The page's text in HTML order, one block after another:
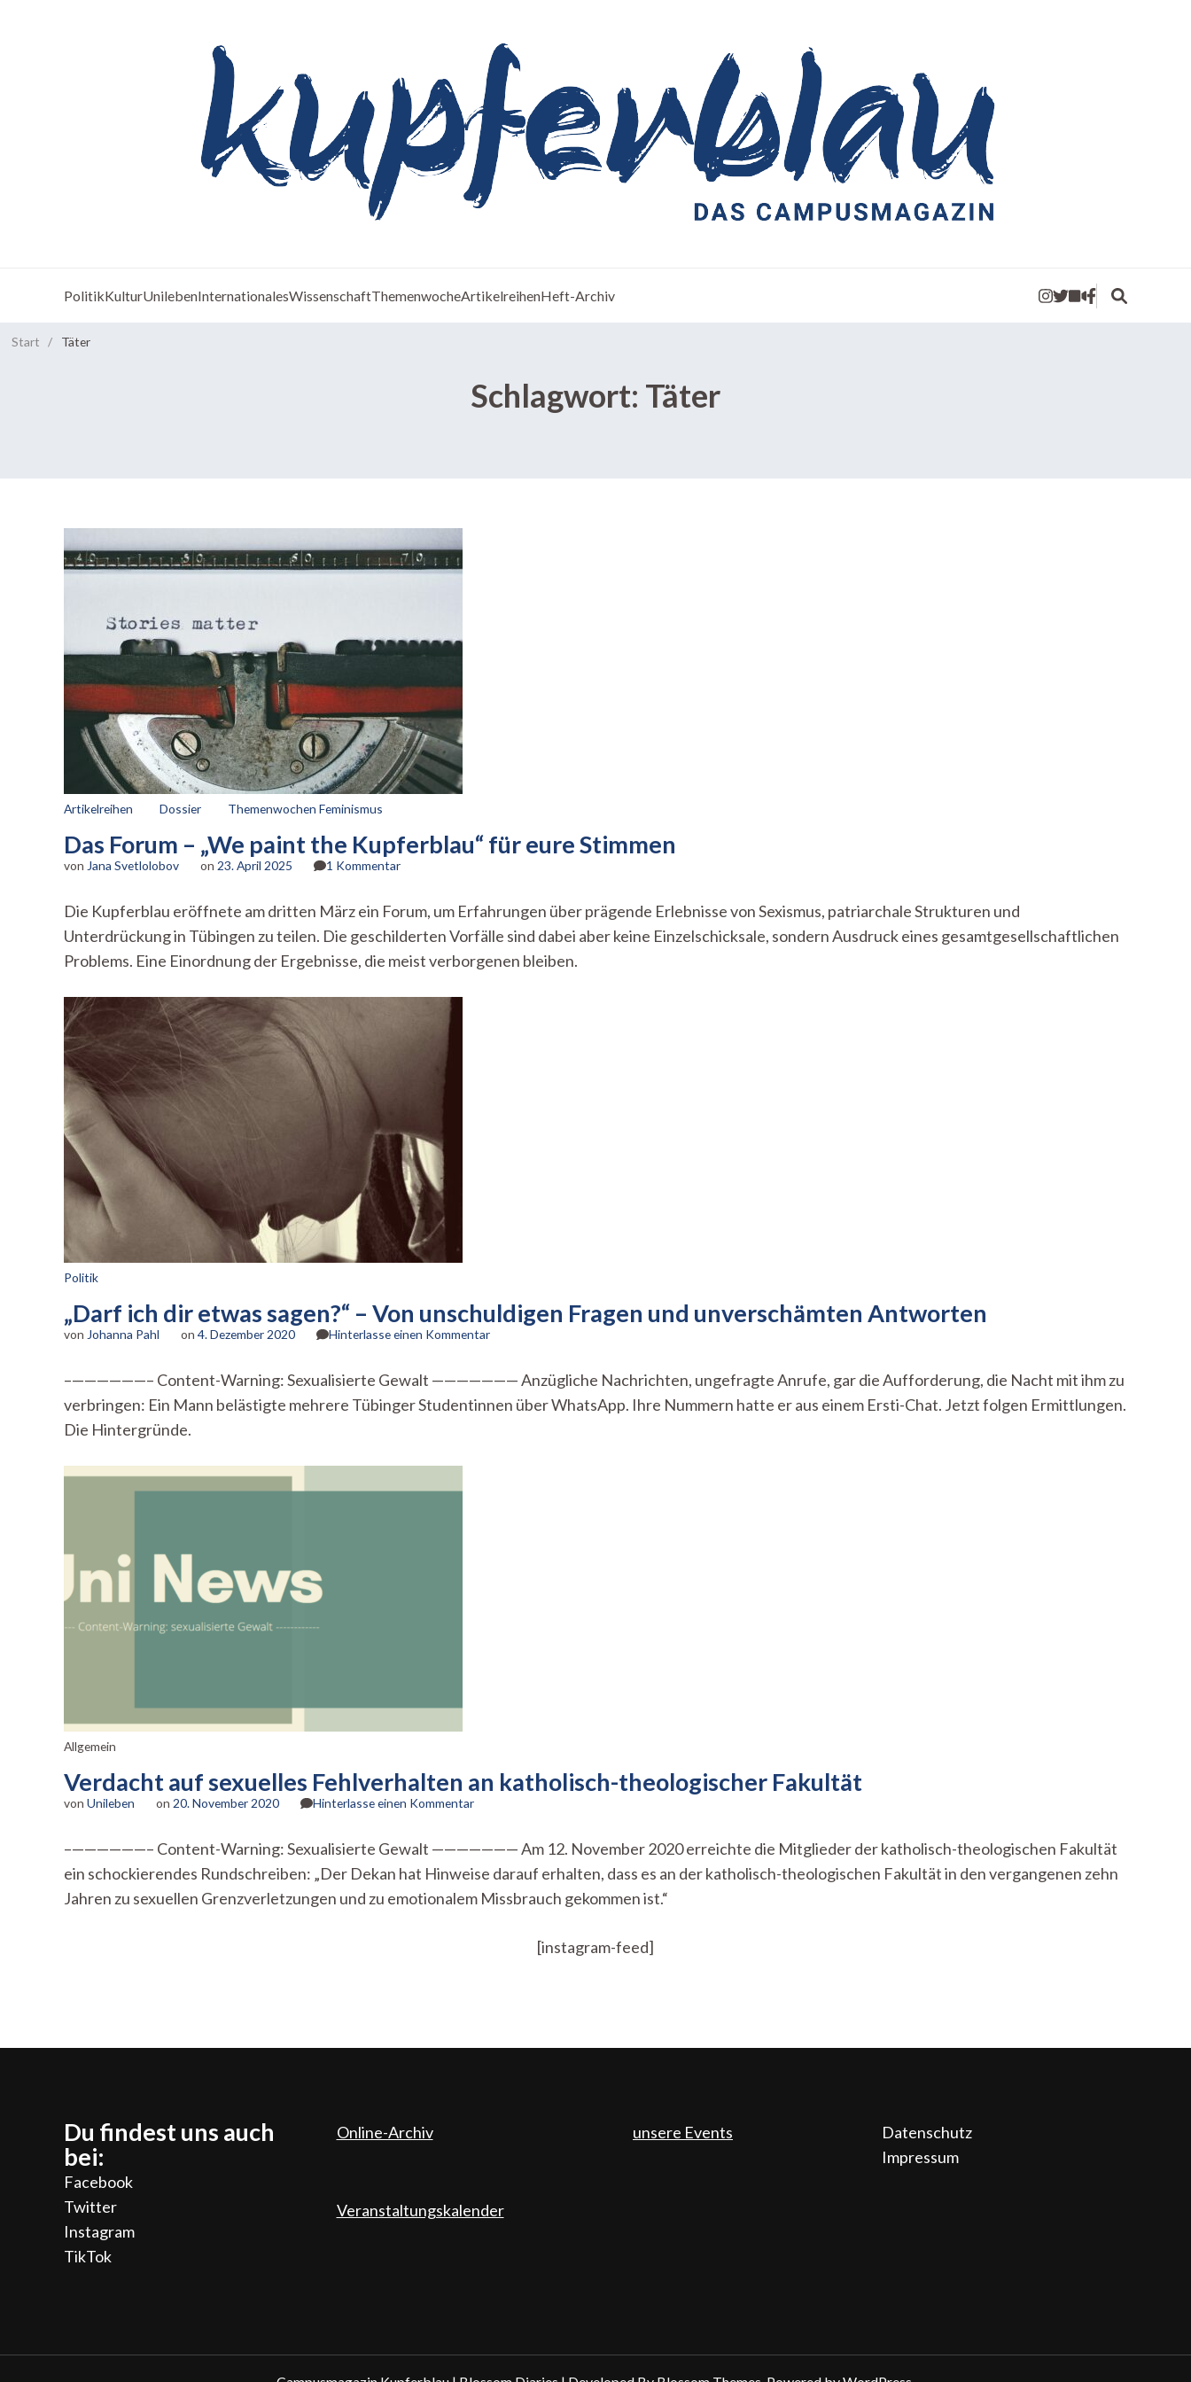
PolitikKulturUnilebenInternationalesWissenschaftThemenwocheArtikelreihenHeft-Archiv
Start / Täter
Schlagwort: Täter
Artikelreihen Dossier Themenwochen Feminismus
Das Forum – „We paint the Kupferblau“ für eure Stimmen
von Jana Svetlolobov on 23. April 2025 1 Kommentarzu
–
„We
paint
the
Die Kupferblau eröffnete am dritten März ein Forum, um Erfahrungen über prägende Erlebnisse von Sexismus, patriarchale Strukturen und
Unterdrückung in Tübingen zu teilen. Die geschilderten Vorfälle sind dabei aber keine Einzelschicksale, sondern Ausdruck eines gesamtgesellschaftlichen
Problems. Eine Einordnung der Ergebnisse, die meist verborgenen bleiben.
Politik
„Darf ich dir etwas sagen?“ – Von unschuldigen Fragen und unverschämten Antworten
von Johanna Pahl on 4. Dezember 2020 Hinterlasse einen Kommentarzu
dir
etwas
–——————– Content-Warning: Sexualisierte Gewalt ——————— Anzügliche Nachrichten, ungefragte Anrufe, gar die Aufforderung, die Nacht mit ihm zu
verbringen: Ein Mann belästigte mehrere Tübinger Studentinnen über WhatsApp. Ihre Nummern hatte er aus einem Ersti-Chat. Jetzt folgen Ermittlungen.
Die Hintergründe.
Allgemein
Verdacht auf sexuelles Fehlverhalten an katholisch-theologischer Fakultät
von Unileben on 20. November 2020 Hinterlasse einen Kommentarzu
sexuelles
Fehlverhalten
an
katholisch-
–——————– Content-Warning: Sexualisierte Gewalt ——————— Am 12. November 2020 erreichte die Mitglieder der katholisch-theologischen Fakultät
ein schockierendes Rundschreiben: „Der Dekan hat Hinweise darauf erhalten, dass es an der katholisch-theologischen Fakultät in den vergangenen zehn
Jahren zu sexuellen Grenzverletzungen und zu emotionalem Missbrauch gekommen ist.“
[instagram-feed]
Du findest uns auch
bei:
Facebook
Twitter
Instagram
TikTok
Online-Archiv
Veranstaltungskalender
unsere Events
Datenschutz
Impressum